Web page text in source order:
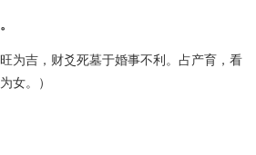
为吉，财爻死墓于婚事不利。占产育，看
女。）